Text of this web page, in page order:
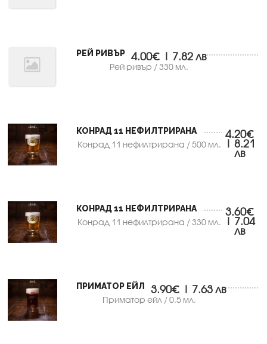
РЕЙ РИВЪР
Рей ривър / 330 мл.
4.00€ | 7.82 лв
КОНРАД 11 НЕФИЛТРИРАНА
Конрад 11 нефилтрирана / 500 мл.
4.20€
| 8.21
лв
КОНРАД 11 НЕФИЛТРИРАНА
Конрад 11 нефилтрирана / 330 мл.
3.60€
| 7.04
лв
ПРИМАТОР ЕЙЛ
Приматор ейл / 0.5 мл.
3.90€ | 7.63 лв